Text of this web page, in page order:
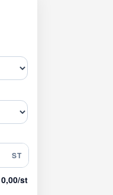
ST
0,00/st